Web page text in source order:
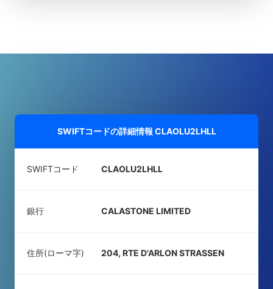
SWIFTコードの詳細情報 CLAOLU2LHLL
SWIFTコード CLAOLU2LHLL
銀行 CALASTONE LIMITED
住所(ローマ字) 204, RTE D'ARLON STRASSEN